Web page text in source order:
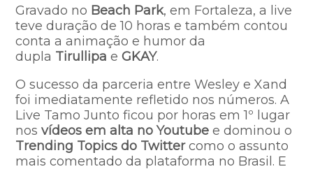
Gravado no Beach Park, em Fortaleza, a live
teve duração de 10 horas e também contou
conta a animação e humor da
dupla Tirullipa eGKAY.
O sucesso da parceria entre Wesley e Xand
foi imediatamente refletido nos números. A
Live Tamo Junto ficou por horas em 1º lugar
nosvídeos em alta no Youtube e dominou o
Trending Topics do Twittercomo o assunto
mais comentado da plataforma no Brasil. E